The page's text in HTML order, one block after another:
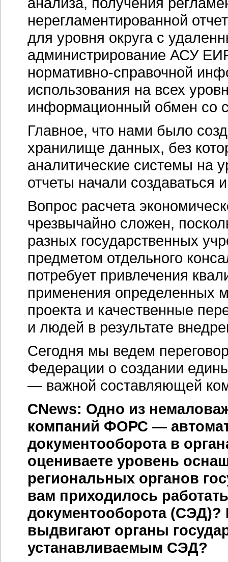
нерегламентированной
для уровня округа с
администрирование АСУ
нормативно-справочной
использования на всех
информационный обмен со
Главное, что нами было
хранилище данных, без
аналитические системы на
отчеты начали создаваться
Вопрос расчета
чрезвычайно сложен,
разных государственных
предметом отдельного
потребует привлечения
применения определенных
проекта и качественные
и людей в результате
Сегодня мы ведем
Федерации о создании
— важной составляющей
CNews: Одно из
компаний ФОРС —
документооборота в
оцениваете уровень
региональных органов
вам приходилось
документооборота (СЭД)?
выдвигают органы
устанавливаемым СЭД?